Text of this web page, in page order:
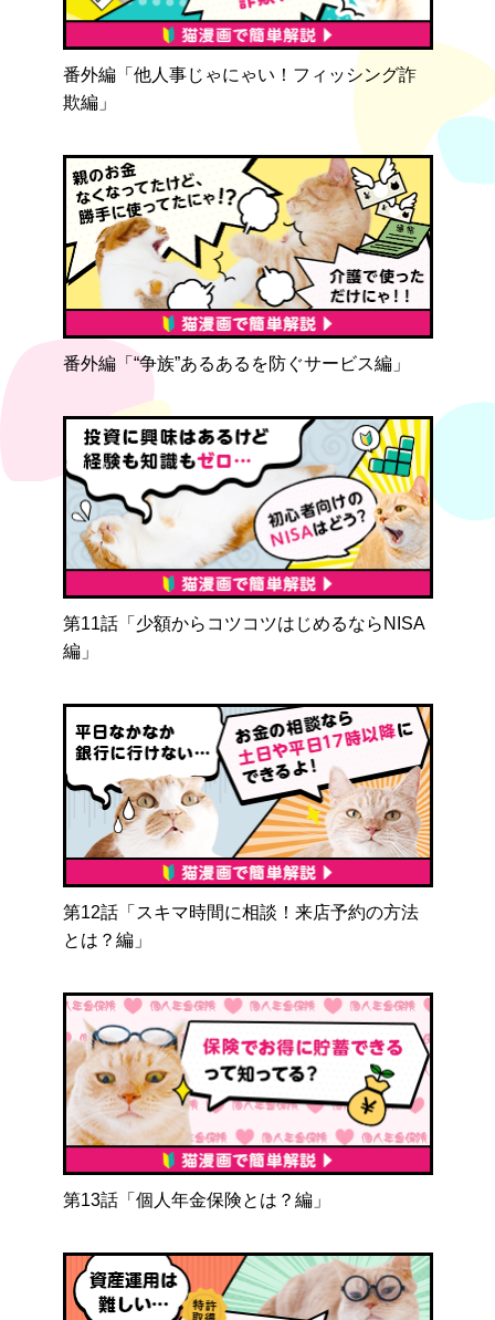
番外編「他人事じゃにゃい！フィッシング詐
欺編」
番外編「“争族”あるあるを防ぐサービス編」
第11話「少額からコツコツはじめるならNISA
編」
第12話「スキマ時間に相談！来店予約の方法
とは？編」
第13話「個人年金保険とは？編」